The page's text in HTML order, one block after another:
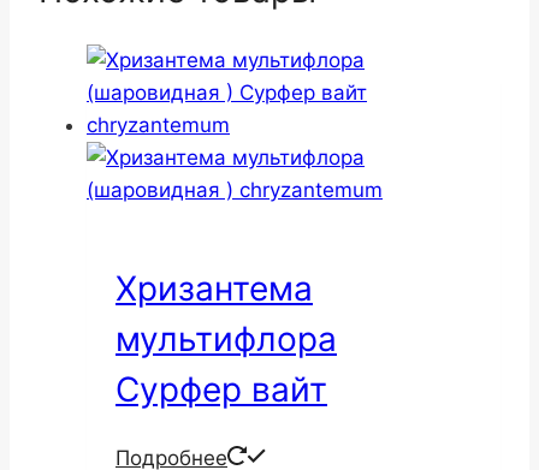
Хризантема
мультифлора
Сурфер вайт
Подробнее